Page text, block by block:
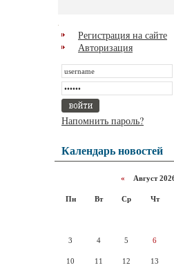
Регистрация на сайте
Авторизация
Напомнить пароль?
Календарь новостей
« Август
Пн Вт Ср Чт
3 4 5 6
10 11 12 13